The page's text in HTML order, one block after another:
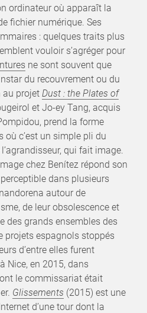
ordinateur où apparaît la
fichier numérique. Ses
: quelques traits plus
vouloir s’agréger pour
ne sont souvent que
du recouvrement ou du
au projet Dust : the Plates of
et Jo-ey Tang, acquis
prend la forme
où c’est un simple pli du
qui fait image.
chez Benítez répond son
dans plusieurs
autour de
de leur obsolescence et
des grands ensembles des
projets espagnols stoppés
d’entre elles furent
Nice, en 2015, dans
le commissariat était
Glissements (2015) est une
d’une tour dont la